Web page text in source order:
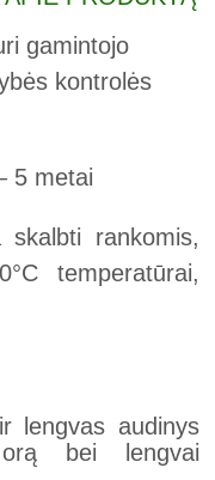
gamintojo
kontrolės
5 metai
rankomis,
temperatūrai,
lengvas audinys
orą bei lengvai